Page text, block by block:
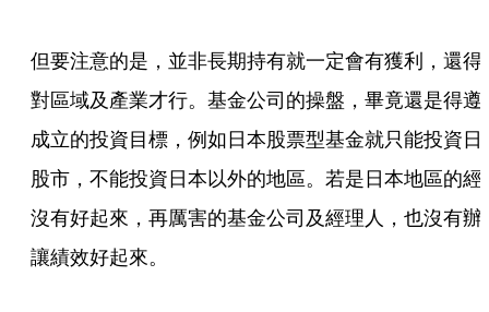
但要注意的是，並非長期持有就一定會有獲利，還得
對區域及產業才行。基金公司的操盤，畢竟還是得遵
成立的投資目標，例如日本股票型基金就只能投資日
股市，不能投資日本以外的地區。若是日本地區的經
沒有好起來，再厲害的基金公司及經理人，也沒有辦
讓績效好起來。